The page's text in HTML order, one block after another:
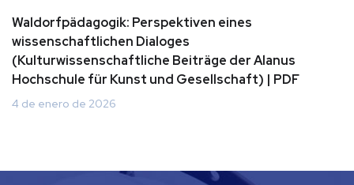
Waldorfpädagogik: Perspektiven eines
wissenschaftlichen Dialoges
(Kulturwissenschaftliche Beiträge der Alanus
Hochschule für Kunst und Gesellschaft) | PDF
4 de enero de 2026